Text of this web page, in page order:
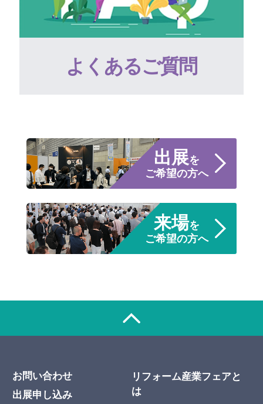
よくあるご質問
出展を
ご希望の方へ
来場を
ご希望の方へ
お問い合わせ
出展申し込み
リフォーム産業フェアと
は